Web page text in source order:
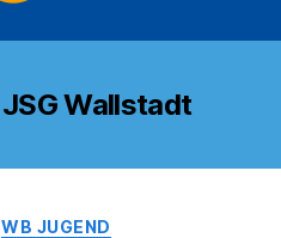
DOGS
JSG Wallstadt
Kategorien
WB JUGEND